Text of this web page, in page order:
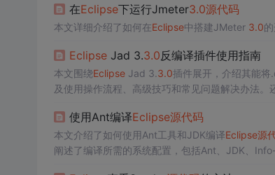
在Eclipse下运行Jmeter3.0源代码
本文详细介绍了如何在Eclipse中搭建JMeter 3.0
EclipseJad 3.3.0反编译插件使用指南
本文围绕EclipseJad 3. 3.0插件展开，介绍其能
及使用操作流程、高级技巧和常见问题解决办法。
使用Ant编译Eclipse源代码
本文介绍了如何使用Ant工具和JDK编译Eclipse源
阐述了编译所需的系统配置，包括Ant、JDK、